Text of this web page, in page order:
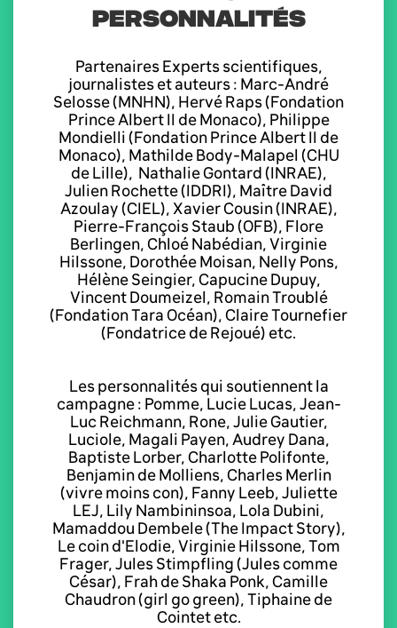
PERSONNALITÉS
Partenaires Experts scientifiques,
journalistes et auteurs : Marc-André
Selosse (MNHN), Hervé Raps (Fondation
Prince Albert II de Monaco), Philippe
Mondielli (Fondation Prince Albert II de
Monaco), Mathilde Body-Malapel (CHU
de Lille), Nathalie Gontard (INRAE),
Julien Rochette (IDDRI), Maître David
Azoulay (CIEL), Xavier Cousin (INRAE),
Pierre-François Staub (OFB), Flore
Berlingen, Chloé Nabédian, Virginie
Hilssone, Dorothée Moisan, Nelly Pons,
Hélène Seingier, Capucine Dupuy,
Vincent Doumeizel, Romain Troublé
(Fondation Tara Océan), Claire Tournefier
(Fondatrice de Rejoué) etc.
Les personnalités qui soutiennent la
campagne : Pomme, Lucie Lucas, Jean-
Luc Reichmann, Rone, Julie Gautier,
Luciole, Magali Payen, Audrey Dana,
Baptiste Lorber, Charlotte Polifonte,
Benjamin de Molliens, Charles Merlin
(vivre moins con), Fanny Leeb, Juliette
LEJ, Lily Nambininsoa, Lola Dubini,
Mamaddou Dembele (The Impact Story),
Le coin d'Elodie, Virginie Hilssone, Tom
Frager, Jules Stimpfling (Jules comme
César), Frah de Shaka Ponk, Camille
Chaudron (girl go green), Tiphaine de
Cointet etc.